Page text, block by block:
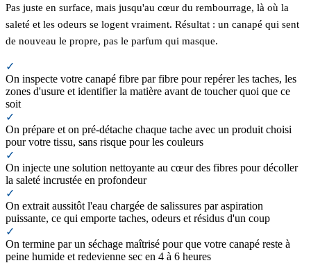
Pas juste en surface, mais jusqu'au cœur du rembourrage, là où la
saleté et les odeurs se logent vraiment. Résultat : un canapé qui sent
de nouveau le propre, pas le parfum qui masque.
✓
On inspecte votre canapé fibre par fibre pour repérer les taches, les
zones d'usure et identifier la matière avant de toucher quoi que ce
soit
✓
On prépare et on pré-détache chaque tache avec un produit choisi
pour votre tissu, sans risque pour les couleurs
✓
On injecte une solution nettoyante au cœur des fibres pour décoller
la saleté incrustée en profondeur
✓
On extrait aussitôt l'eau chargée de salissures par aspiration
puissante, ce qui emporte taches, odeurs et résidus d'un coup
✓
On termine par un séchage maîtrisé pour que votre canapé reste à
peine humide et redevienne sec en 4 à 6 heures